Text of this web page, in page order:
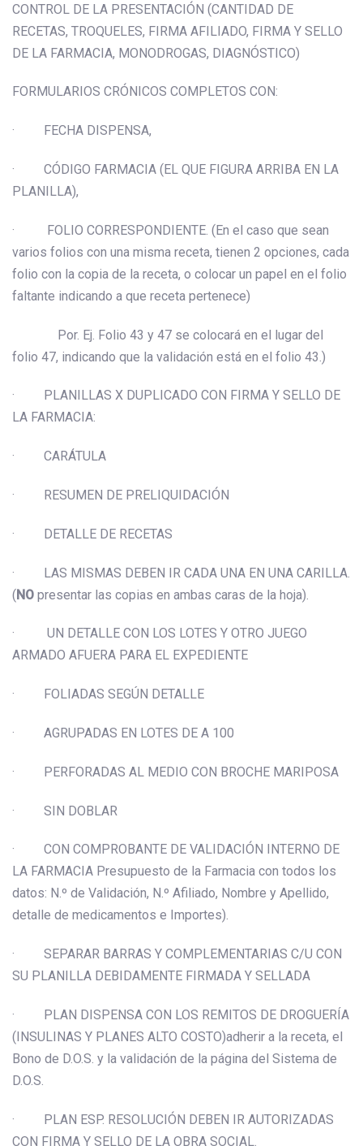
CONTROL DE LA PRESENTACIÓN (CANTIDAD DE
RECETAS, TROQUELES, FIRMA AFILIADO, FIRMA Y SELLO
DE LA FARMACIA, MONODROGAS, DIAGNÓSTICO)
FORMULARIOS CRÓNICOS COMPLETOS CON:
· FECHA DISPENSA,
· CÓDIGO FARMACIA (EL QUE FIGURA ARRIBA EN LA
PLANILLA),
· FOLIO CORRESPONDIENTE. (En el caso que sean
varios folios con una misma receta, tienen 2 opciones, cada
folio con la copia de la receta, o colocar un papel en el folio
faltante indicando a que receta pertenece)
Por. Ej. Folio 43 y 47 se colocará en el lugar del
folio 47, indicando que la validación está en el folio 43.)
· PLANILLAS X DUPLICADO CON FIRMA Y SELLO DE
LA FARMACIA:
· CARÁTULA
· RESUMEN DE PRELIQUIDACIÓN
· DETALLE DE RECETAS
· LAS MISMAS DEBEN IR CADA UNA EN UNA CARILLA.
(NO presentar las copias en ambas caras de la hoja).
· UN DETALLE CON LOS LOTES Y OTRO JUEGO
ARMADO AFUERA PARA EL EXPEDIENTE
· FOLIADAS SEGÚN DETALLE
· AGRUPADAS EN LOTES DE A 100
· PERFORADAS AL MEDIO CON BROCHE MARIPOSA
· SIN DOBLAR
· CON COMPROBANTE DE VALIDACIÓN INTERNO DE
LA FARMACIA Presupuesto de la Farmacia con todos los
datos: N.º de Validación, N.º Afiliado, Nombre y Apellido,
detalle de medicamentos e Importes).
· SEPARAR BARRAS Y COMPLEMENTARIAS C/U CON
SU PLANILLA DEBIDAMENTE FIRMADA Y SELLADA
· PLAN DISPENSA CON LOS REMITOS DE DROGUERÍA
(INSULINAS Y PLANES ALTO COSTO)adherir a la receta, el
Bono de D.O.S. y la validación de la página del Sistema de
D.O.S.
· PLAN ESP. RESOLUCIÓN DEBEN IR AUTORIZADAS
CON FIRMA Y SELLO DE LA OBRA SOCIAL.